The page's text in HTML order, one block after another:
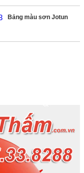
Bảng màu sơn Jotun